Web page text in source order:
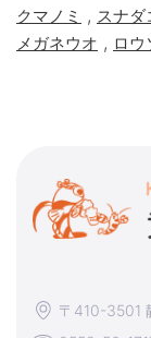
クマノミ , スナダ
メガネウオ , ロウ
〒410-3501